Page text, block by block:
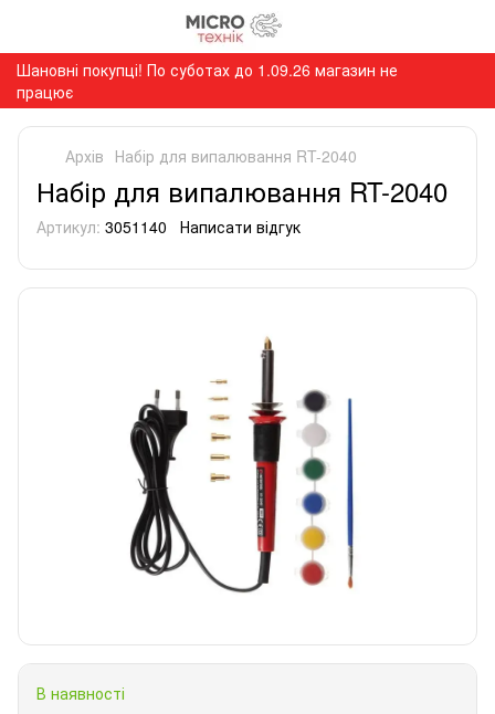
Шановні покупці! По суботах до 1.09.26 магазин не
працює
Архів Набір для випалювання RT-2040
Набір для випалювання RT-2040
Артикул: 3051140 Написати відгук
В наявності